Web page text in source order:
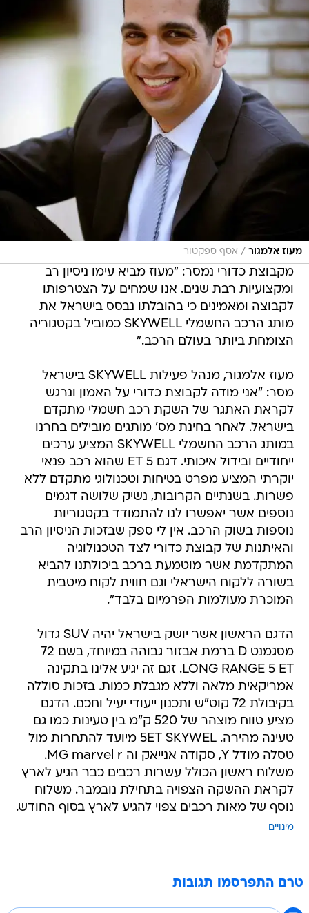
מעוז אלמגור / אסף ספקטור
מקבוצת כדורי נמסר: "מעוז מביא עימו ניסיון רב
ומקצועיות רבת שנים. אנו שמחים על הצטרפותו
לקבוצה ומאמינים כי בהובלתו נבסס בישראל את
מותג הרכב החשמלי SKYWELL כמוביל בקטגוריה
הצומחת ביותר בעולם הרכב."
מעוז אלמגור, מנהל פעילות SKYWELL בישראל
מסר: "אני מודה לקבוצת כדורי על האמון ונרגש
לקראת האתגר של השקת רכב חשמלי מתקדם
בישראל. לאחר בחינת מס' מותגים מובילים בחרנו
במותג הרכב החשמלי SKYWELL המציע ערכים
ייחודיים ובידול איכותי. דגם 5 ET שהוא רכב פנאי
יוקרתי המציע מפרט בטיחות וטכנולוגי מתקדם ללא
פשרות. בשנתיים הקרובות, נשיק שלושה דגמים
נוספים אשר יאפשרו לנו להתמודד בקטגוריות
נוספות בשוק הרכב. אין לי ספק שבזכות הניסיון הרב
והאיתנות של קבוצת כדורי לצד הטכנולוגיה
המתקדמת אשר מוטמעת ברכב ביכולתנו להביא
בשורה ללקוח הישראלי וגם חווית לקוח מיטבית
המוכרת מעולמות הפרמיום בלבד".
הדגם הראשון אשר יושק בישראל יהיה SUV גדול
מסגמנט D ברמת אבזור גבוהה במיוחד, בשם 72
LONG RANGE 5 ET. זגם זה יגיע אלינו בתקינה
אמריקאית מלאה וללא מגבלת כמות. בזכות סוללה
בקיבולת 72 קוט"ש ותכנון ייעודי יעיל וחכם. הדגם
מציע טווח מוצהר של 520 ק"מ בין טעינות כמו גם
טעינה מהירה. 5ET SKYWEL מיועד להתחרות מול
טסלה מודל Y, סקודה אנייאק וה MG marvel r.
משלוח ראשון הכולל עשרות רכבים כבר הגיע לארץ
לקראת ההשקה הצפויה בתחילת נובמבר. משלוח
נוסף של מאות רכבים צפוי להגיע לארץ בסוף החודש.
מינויים
טרם התפרסמו תגובות